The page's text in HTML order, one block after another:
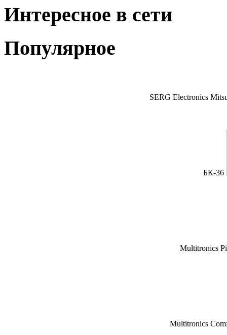
Интересное в сети
Популярное
SERG Electronics
БК-36
Multitronics
Multitronics